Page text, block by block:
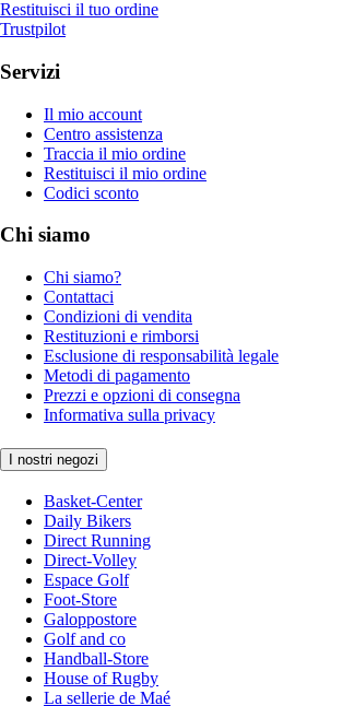
Restituisci il tuo ordine
Trustpilot
Servizi
Il mio account
Centro assistenza
Traccia il mio ordine
Restituisci il mio ordine
Codici sconto
Chi siamo
Chi siamo?
Contattaci
Condizioni di vendita
Restituzioni e rimborsi
Esclusione di responsabilità legale
Metodi di pagamento
Prezzi e opzioni di consegna
Informativa sulla privacy
I nostri negozi
Basket-Center
Daily Bikers
Direct Running
Direct-Volley
Espace Golf
Foot-Store
Galoppostore
Golf and co
Handball-Store
House of Rugby
La sellerie de Maé